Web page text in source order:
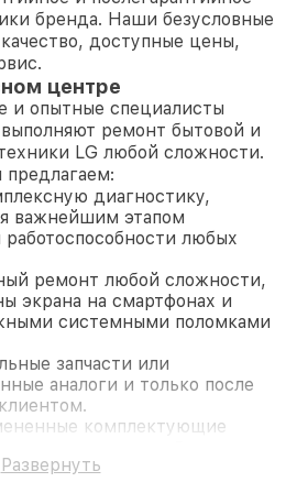
бренда. Наши безусловные
доступные цены,
центре
и опытные специалисты
ремонт бытовой и
LG любой сложности.
диагностику,
важнейшим этапом
работоспособности любых
ремонт любой сложности,
экрана на смартфонах и
системными поломками
запчасти или
аналоги и только после
комплектующие
гарантии, мы бесплатно
Развернуть